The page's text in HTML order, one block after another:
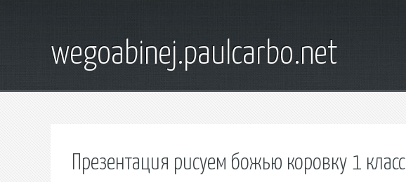
wegoabinej.paulcarbo.net
Презентация рисуем божью коровку 1 класс